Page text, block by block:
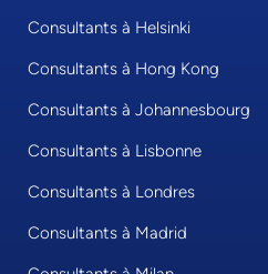
Consultants à Helsinki
Consultants à Hong Kong
Consultants à Johannesbourg
Consultants à Lisbonne
Consultants à Londres
Consultants à Madrid